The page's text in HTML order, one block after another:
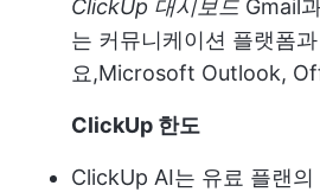
ClickUp 대시보드 Gmail
는 커뮤니케이션 플랫폼
요,Microsoft Outlook,
ClickUp 한도
ClickUp AI는 유료 플랜